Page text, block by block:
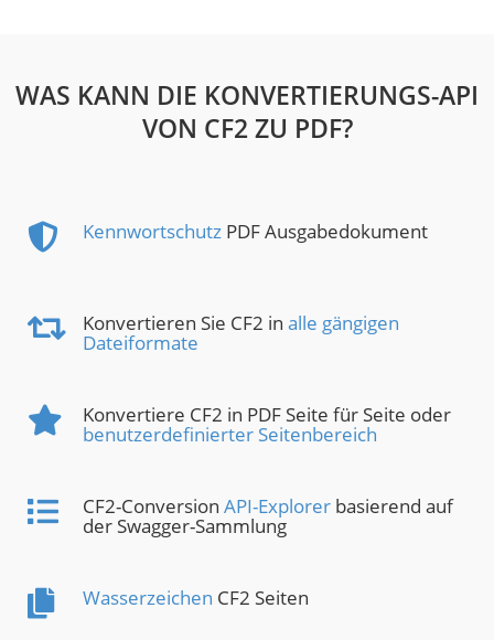
WAS KANN DIE KONVERTIERUNGS-API
VON CF2 ZU PDF?
Kennwortschutz PDF Ausgabedokument
Konvertieren Sie CF2 in alle gängigen
Dateiformate
Konvertiere CF2 in PDF Seite für Seite oder
benutzerdefinierter Seitenbereich
CF2-Conversion API-Explorer basierend auf
der Swagger-Sammlung
Wasserzeichen CF2 Seiten